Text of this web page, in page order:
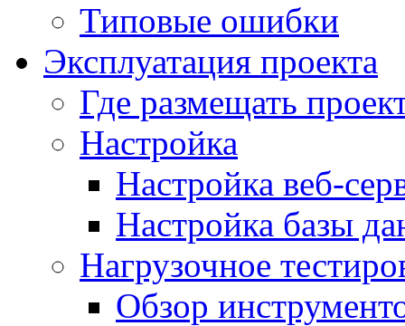
Типовые ошибки
Эксплуатация проекта
Где размещать
Настройка
Настройка веб-
Настройка базы
Нагрузочное
Обзор